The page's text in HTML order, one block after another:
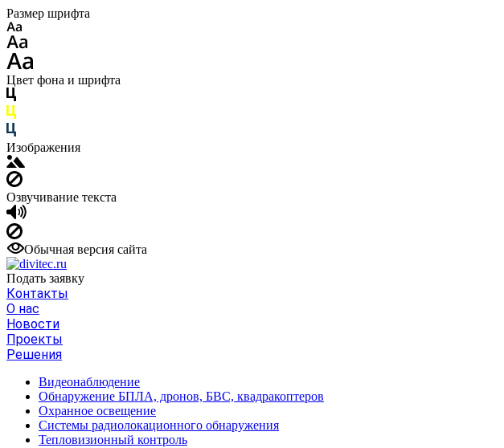
Размер шрифта
Цвет фона и шрифта
Изображения
Озвучивание текста
Обычная версия сайта
Подать заявку
Контакты
О нас
Новости
Проекты
Решения
Видеонаблюдение
Обнаружение БПЛА, дронов, БВС, квадракоптеров
Охранное освещение
Системы радиолокационного обнаружения
Тепловизионный контроль